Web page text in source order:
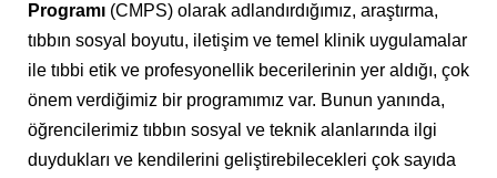
Programı (CMPS) olarak adlandırdığımız, araştırma,
tıbbın sosyal boyutu, iletişim ve temel klinik uygulamalar
ile tıbbi etik ve profesyonellik becerilerinin yer aldığı, çok
önem verdiğimiz bir programımız var. Bunun yanında,
öğrencilerimiz tıbbın sosyal ve teknik alanlarında ilgi
duydukları ve kendilerini geliştirebilecekleri çok sayıda